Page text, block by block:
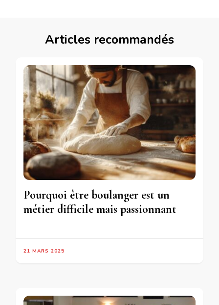
Articles recommandés
Pourquoi être boulanger est un
métier difficile mais passionnant
21 MARS 2025